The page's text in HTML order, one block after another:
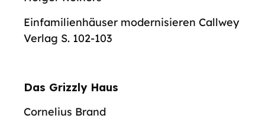
Einfamilienhäuser modernisieren Callwey
Verlag S. 102-103
Das Grizzly Haus
Cornelius Brand